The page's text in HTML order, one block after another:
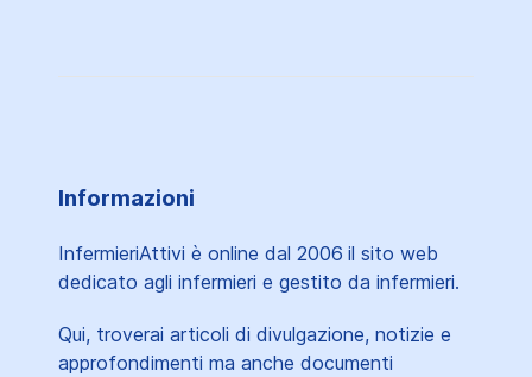
Informazioni
InfermieriAttivi è online dal 2006 il sito web
dedicato agli infermieri e gestito da infermieri.
Qui, troverai articoli di divulgazione, notizie e
approfondimenti ma anche documenti